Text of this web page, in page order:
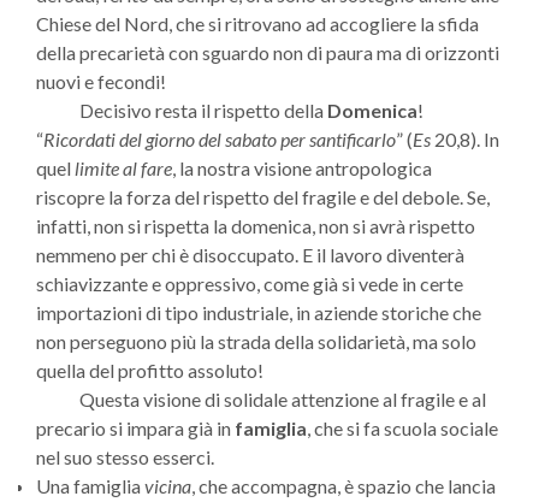
Chiese del Nord, che si ritrovano ad accogliere la sfida
della precarietà con sguardo non di paura ma di orizzonti
nuovi e fecondi!
Decisivo resta il rispetto della Domenica!
“Ricordati del giorno del sabato per santificarlo” (Es 20,8). In
quel limite al fare, la nostra visione antropolo­gica
riscopre la forza del rispetto del fragile e del debole. Se,
infatti, non si rispetta la domenica, non si avrà rispetto
nemmeno per chi è disoccupato. E il lavoro diventerà
schiaviz­zante e oppressivo, come già si vede in certe
importazioni di tipo industriale, in aziende storiche che
non perseguono più la strada della solidarietà, ma solo
quella del profitto assoluto!
Questa visione di solidale attenzione al fragile e al
pre­cario si impara già in famiglia, che si fa scuola sociale
nel suo stesso esserci.
Una famigliavicina, che accompagna, è spazio che lancia